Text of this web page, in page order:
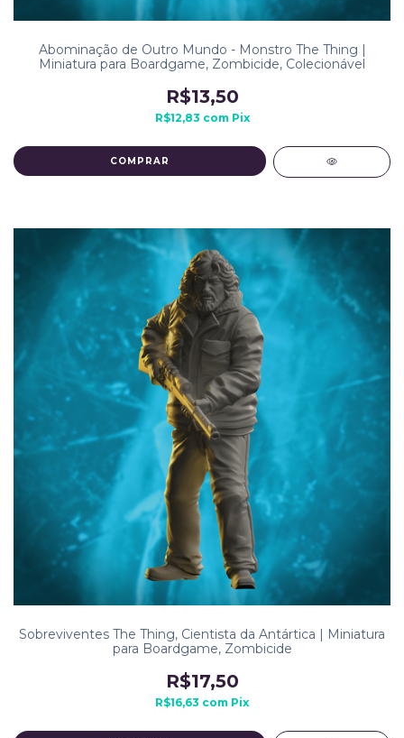
Abominação de Outro Mundo - Monstro The Thing |
Miniatura para Boardgame, Zombicide, Colecionável
R$13,50
R$12,83 com Pix
COMPRAR
Sobreviventes The Thing, Cientista da Antártica | Miniatura
para Boardgame, Zombicide
R$17,50
R$16,63 com Pix